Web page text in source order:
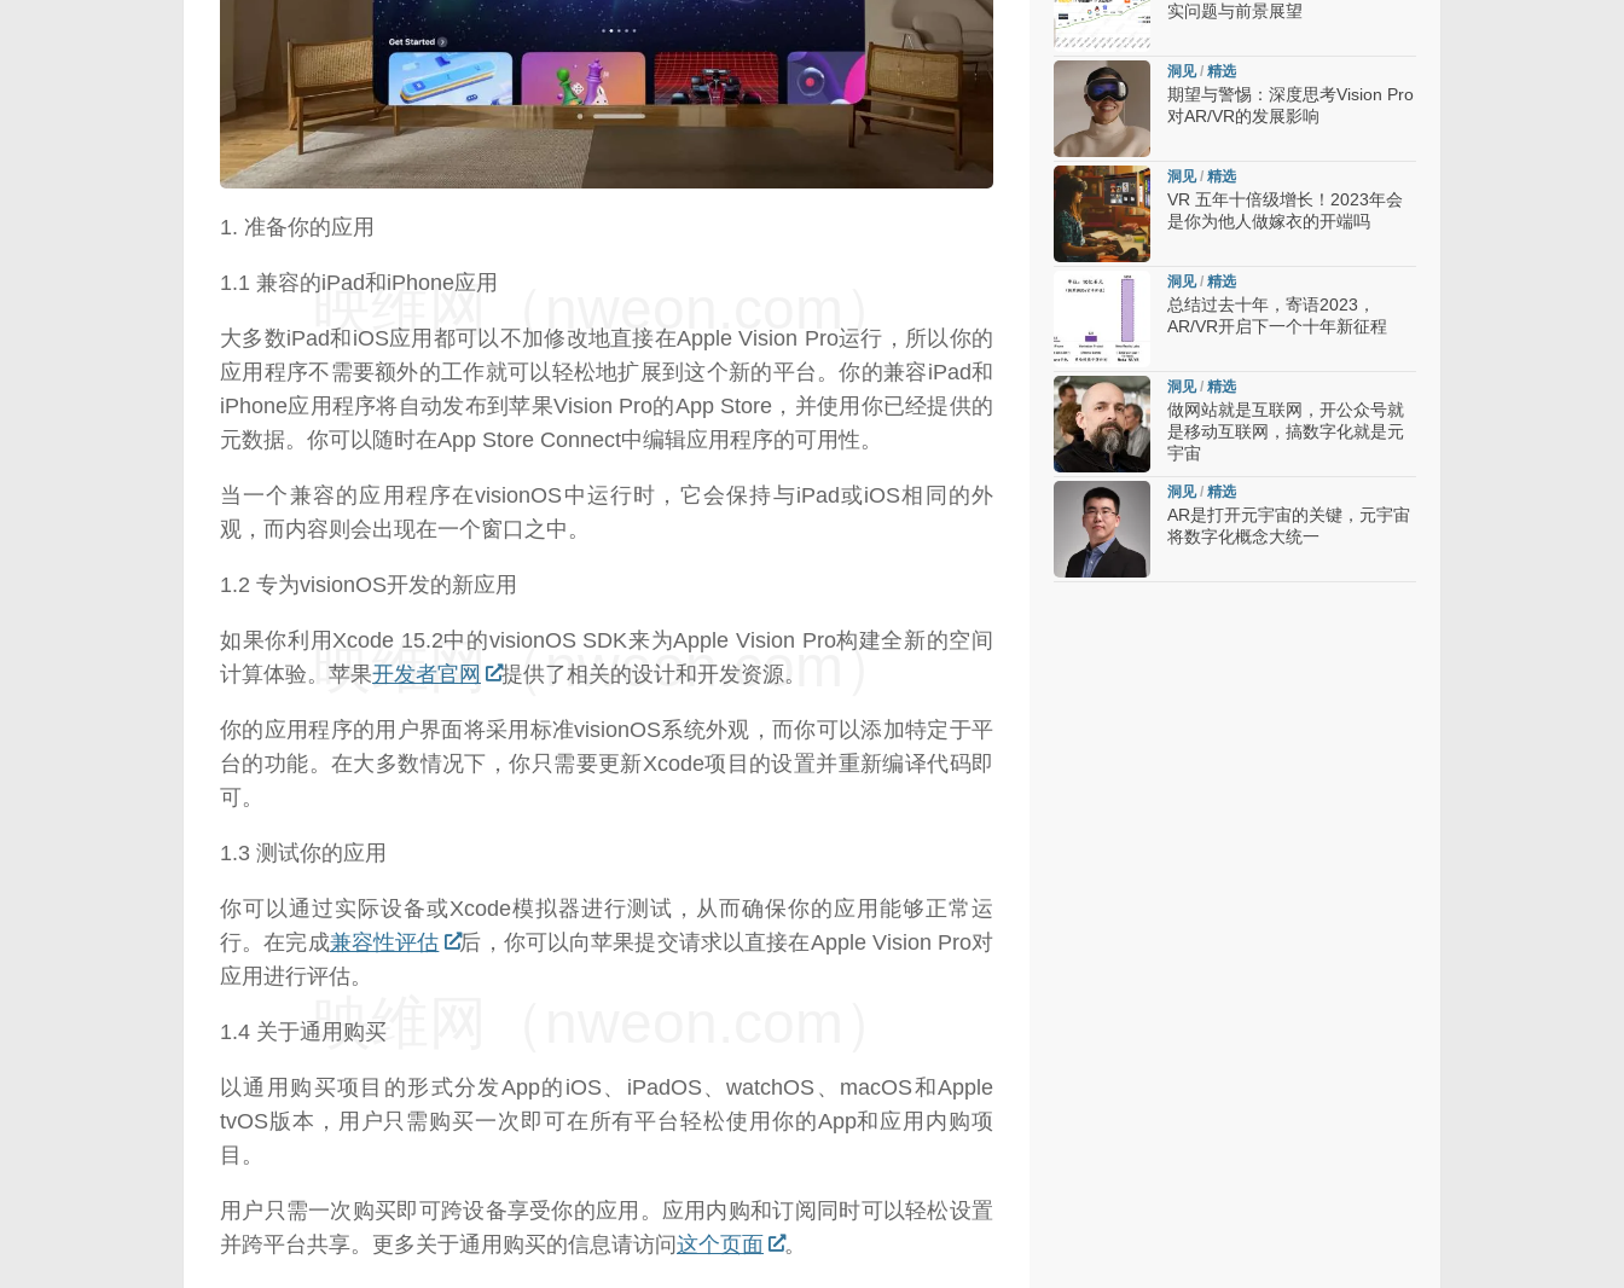
1. 准备你的应用
1.1 兼容的iPad和iPhone应用
大多数iPad和iOS应用都可以不加修改地直接在Apple Vision Pro运行，所以你的
应用程序不需要额外的工作就可以轻松地扩展到这个新的平台。你的兼容iPad和
iPhone应用程序将自动发布到苹果Vision Pro的App Store，并使用你已经提供的
元数据。你可以随时在App Store Connect中编辑应用程序的可用性。
当一个兼容的应用程序在visionOS中运行时，它会保持与iPad或iOS相同的外
观，而内容则会出现在一个窗口之中。
1.2 专为visionOS开发的新应用
如果你利用Xcode 15.2中的visionOS SDK来为Apple Vision Pro构建全新的空间
计算体验。苹果开发者官网 提供了相关的设计和开发资源。
你的应用程序的用户界面将采用标准visionOS系统外观，而你可以添加特定于平
台的功能。在大多数情况下，你只需要更新Xcode项目的设置并重新编译代码即
可。
1.3 测试你的应用
你可以通过实际设备或Xcode模拟器进行测试，从而确保你的应用能够正常运
行。在完成兼容性评估
后，你可以向苹果提交请求以直接在Apple Vision Pro对
应用进行评估。
1.4 关于通用购买
以通用购买项目的形式分发App的iOS、iPadOS、watchOS、macOS和Apple
tvOS版本，用户只需购买一次即可在所有平台轻松使用你的App和应用内购项
目。
用户只需一次购买即可跨设备享受你的应用。应用内购和订阅同时可以轻松设置
并跨平台共享。更多关于通用购买的信息请访问这个页面 。
映维网（nweon.com）
映维网（nweon.com）
映维网（nweon.com）
实问题与前景展望
洞见/ 精选
期望与警惕：深度思考Vision Pro
对AR/VR的发展影响
洞见/ 精选
VR 五年十倍级增长！2023年会
是你为他人做嫁衣的开端吗
洞见/ 精选
总结过去十年，寄语2023，
AR/VR开启下一个十年新征程
洞见/ 精选
做网站就是互联网，开公众号就
是移动互联网，搞数字化就是元
宇宙
洞见/ 精选
AR是打开元宇宙的关键，元宇宙
将数字化概念大统一